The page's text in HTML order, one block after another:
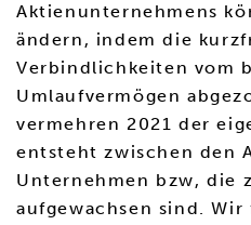
Aktienunternehmens
ändern, indem die
Verbindlichkeiten vom
Umlaufvermögen
vermehren 2021 der
entsteht zwischen den
Unternehmen bzw, die
aufgewachsen sind.